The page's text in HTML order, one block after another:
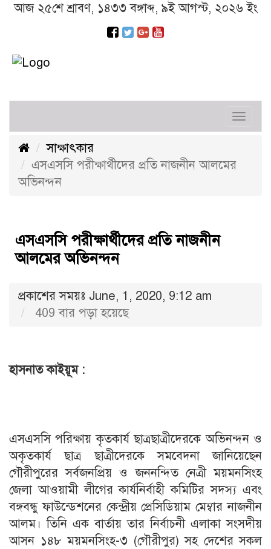
আজ ২৫শে শ্রাবণ, ১৪৩৩ বঙ্গাব্দ, ৯ই আগস্ট, ২০২৬ ইং
সাক্ষাৎকার
এসএসসি পরীক্ষার্থীদের প্রতি নাজনীন আলমের
অভিনন্দন
এসএসসি পরীক্ষার্থীদের প্রতি নাজনীন
আলমের অভিনন্দন
প্রকাশের সময়ঃ June, 1, 2020, 9:12 am
409 বার পড়া হয়েছে
হাসনাত কাইয়ূম :
এসএসসি পরিক্ষায় কৃতকার্য ছাত্রছাত্রীদেরকে অভিনন্দন ও
অকৃতকার্য ছাত্র ছাত্রীদেরকে সমবেদনা জানিয়েছেন
গৌরীপুরের সর্বজনপ্রিয় ও জননন্দিত নেত্রী ময়মনসিংহ
জেলা আওয়ামী লীগের কার্যনির্বাহী কমিটির সদস্য এবং
বঙ্গবন্ধু ফাউন্ডেশনের কেন্দ্রীয় প্রেসিডিয়াম মেম্বার নাজনীন
আলম। তিনি এক বার্তায় তার নির্বাচনী এলাকা সংসদীয়
আসন ১৪৮ ময়মনসিংহ-৩ (গৌরীপুর) সহ দেশের সকল